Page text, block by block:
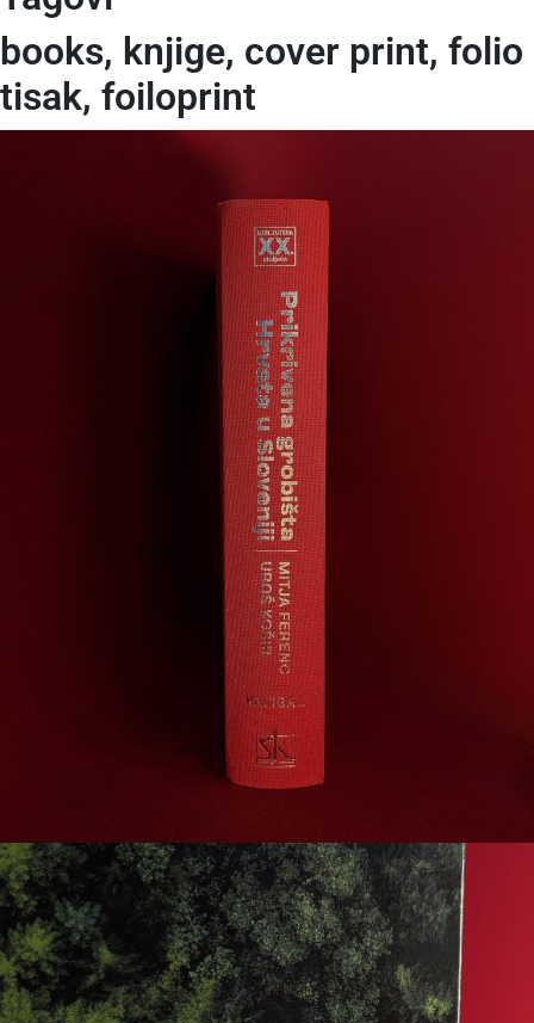
books, knjige, cover print, folio
tisak, foiloprint